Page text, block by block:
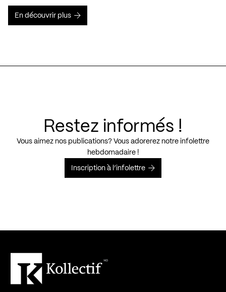
En découvrir plus
Restez informés !
Vous aimez nos publications? Vous adorerez notre infolettre
hebdomadaire !
Inscription à l’infolettre